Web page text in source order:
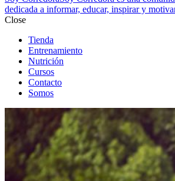
dedicada a informar, educar, inspirar y
Close
Tienda
Entrenamiento
Nutrición
Cursos
Contacto
Somos